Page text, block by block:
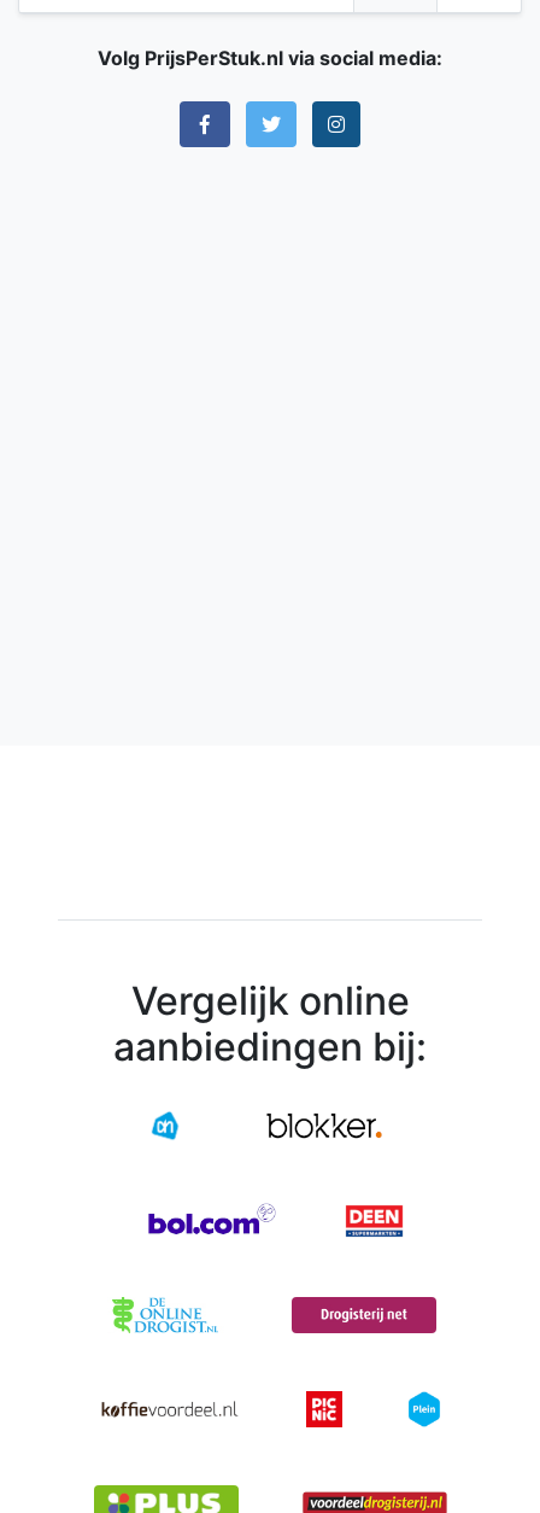
Volg PrijsPerStuk.nl via social media:
Vergelijk online
aanbiedingen bij: